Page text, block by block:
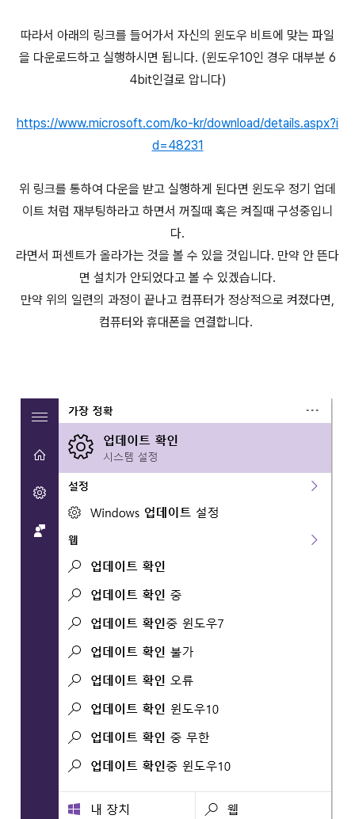
따라서 아래의 링크를 들어가서 자신의 윈도우 비트에 맞는 파일
을 다운로드하고 실행하시면 됩니다. (윈도우10인 경우 대부분 6
4bit인걸로 압니다)
https://www.microsoft.com/ko-kr/download/details.aspx?i
d=48231
위 링크를 통하여 다운을 받고 실행하게 된다면 윈도우 정기 업데
이트 처럼 재부팅하라고 하면서 꺼질때 혹은 켜질때 구성중입니
다.
라면서 퍼센트가 올라가는 것을 볼 수 있을 것입니다. 만약 안 뜬다
면 설치가 안되었다고 볼 수 있겠습니다.
만약 위의 일련의 과정이 끝나고 컴퓨터가 정상적으로 켜졌다면,
컴퓨터와 휴대폰을 연결합니다.